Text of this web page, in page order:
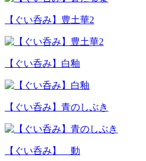
【ぐい呑み】豊土華2
【ぐい呑み】白釉
【ぐい呑み】青のしぶき
【ぐい呑み】 動